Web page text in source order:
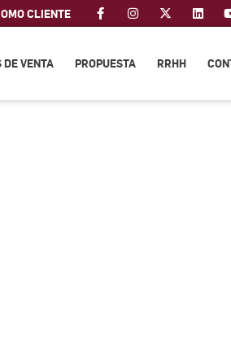
CLIENTE
DE VENTA PROPUESTA RRHH